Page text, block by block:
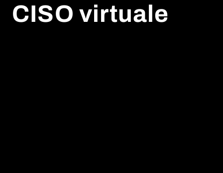
CISO virtuale